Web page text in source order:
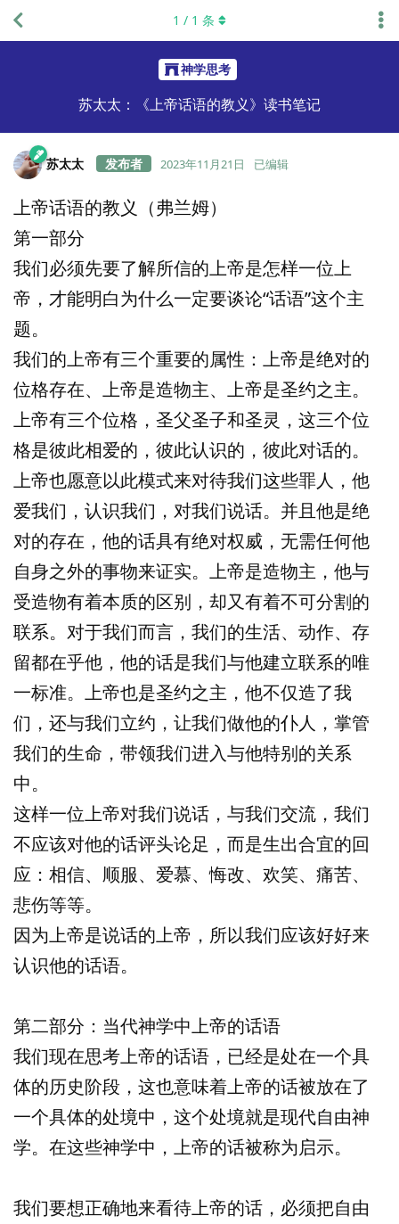
神学思考
苏太太：《上帝话语的教义》读书笔记
1 / 1 条
苏太太 2023年11月21日 已编辑
上帝话语的教义（弗兰姆）
第一部分
我们必须先要了解所信的上帝是怎样一位上
帝，才能明白为什么一定要谈论“话语”这个主
题。
我们的上帝有三个重要的属性：上帝是绝对的
位格存在、上帝是造物主、上帝是圣约之主。
上帝有三个位格，圣父圣子和圣灵，这三个位
格是彼此相爱的，彼此认识的，彼此对话的。
上帝也愿意以此模式来对待我们这些罪人，他
爱我们，认识我们，对我们说话。并且他是绝
对的存在，他的话具有绝对权威，无需任何他
自身之外的事物来证实。上帝是造物主，他与
受造物有着本质的区别，却又有着不可分割的
联系。对于我们而言，我们的生活、动作、存
留都在乎他，他的话是我们与他建立联系的唯
一标准。上帝也是圣约之主，他不仅造了我
们，还与我们立约，让我们做他的仆人，掌管
我们的生命，带领我们进入与他特别的关系
中。
这样一位上帝对我们说话，与我们交流，我们
不应该对他的话评头论足，而是生出合宜的回
应：相信、顺服、爱慕、悔改、欢笑、痛苦、
悲伤等等。
因为上帝是说话的上帝，所以我们应该好好来
认识他的话语。
第二部分：当代神学中上帝的话语
我们现在思考上帝的话语，已经是处在一个具
体的历史阶段，这也意味着上帝的话被放在了
一个具体的处境中，这个处境就是现代自由神
学。在这些神学中，上帝的话被称为启示。
我们要想正确地来看待上帝的话，必须把自由